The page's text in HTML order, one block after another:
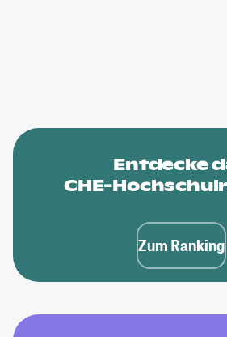
Entdecke
CHE-
Zum Ranking